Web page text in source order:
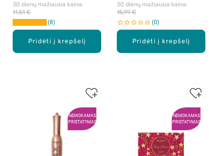
Pridėti į krepšelį
30 dienų mažiausia kaina:
11,51 €
8
Pridėti į krepšelį
30 dienų mažiausia kaina:
15,99 €
0
NEMOKAMAS
PRISTATYMAS
NEMOKAMAS
PRISTATYMAS